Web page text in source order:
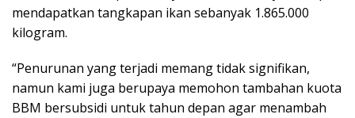
mendapatkan tangkapan ikan sebanyak 1.865.000
kilogram.
“Penurunan yang terjadi memang tidak signifikan,
namun kami juga berupaya memohon tambahan kuota
BBM bersubsidi untuk tahun depan agar menambah